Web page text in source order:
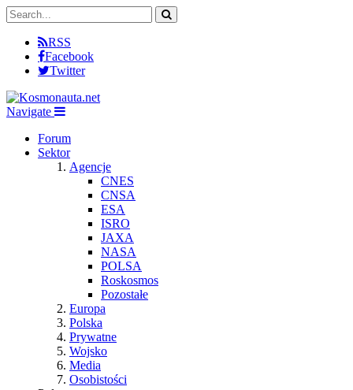
RSS
Facebook
Twitter
Navigate
Forum
Sektor
Agencje
CNES
CNSA
ESA
ISRO
JAXA
NASA
POLSA
Roskosmos
Pozostałe
Europa
Polska
Prywatne
Wojsko
Media
Osobistości